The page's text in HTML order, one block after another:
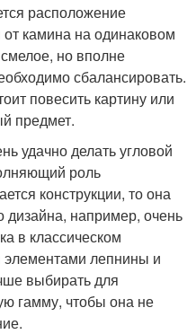
расположение
от камина на одинаковом
но вполне
сбалансировать.
повесить картину или
предмет.
удачно делать угловой
роль
конструкции, то она
дизайна, например, очень
в классическом
элементами лепнины и
выбирать для
гамму, чтобы она не